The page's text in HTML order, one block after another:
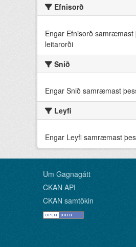
Efnisorð
Engar Efnisorð samræmast
leitarorði
Snið
Engar Snið samræmast
Leyfi
Engar Leyfi samræmast
Um Gagnagátt
CKAN API
CKAN samtökin